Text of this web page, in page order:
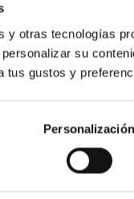
y otras tecnologías
su
tus gustos y
Personalización
Guía en
mente
cáncer